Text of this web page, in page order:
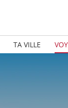
TA VILLE